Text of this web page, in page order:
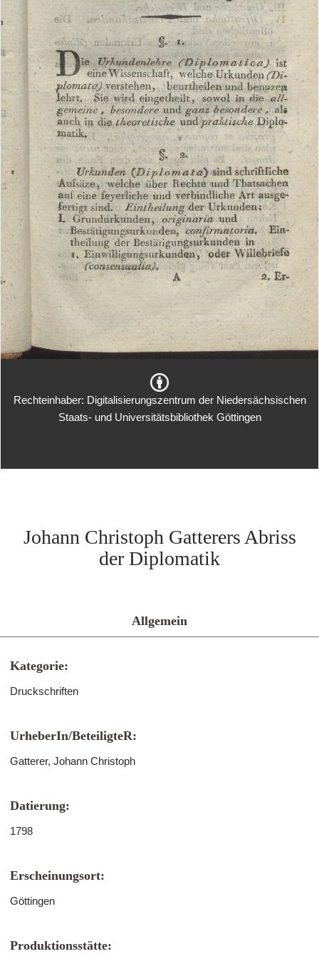
Rechteinhaber: Digitalisierungszentrum der Niedersächsischen
Staats- und Universitätsbibliothek Göttingen
Johann Christoph Gatterers Abriss
der Diplomatik
Allgemein
Kategorie:
Druckschriften
UrheberIn/BeteiligteR:
Gatterer, Johann Christoph
Datierung:
1798
Erscheinungsort:
Göttingen
Produktionsstätte: